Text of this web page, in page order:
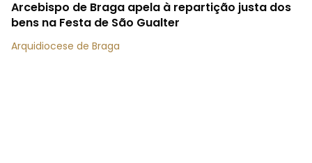
Arcebispo de Braga apela à repartição justa dos
bens na Festa de São Gualter
Arquidiocese de Braga